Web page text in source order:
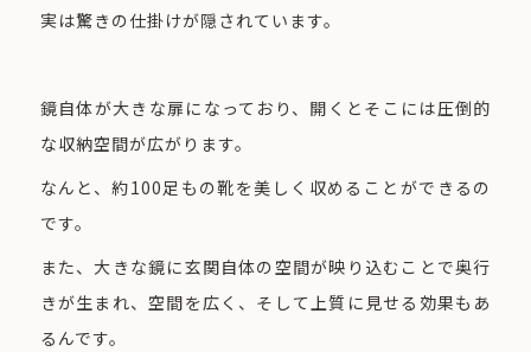
実は驚きの仕掛けが隠されています。
鏡自体が大きな扉になっており、開くとそこには圧倒的
な収納空間が広がります。
なんと、約100足もの靴を美しく収めることができるの
です。
また、大きな鏡に玄関自体の空間が映り込むことで奥行
きが生まれ、空間を広く、そして上質に見せる効果もあ
るんです。